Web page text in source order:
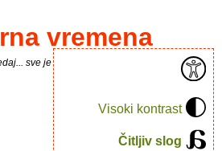
Visoki kontrast
Čitljiv slog
vremena
sve je puno knjiga.